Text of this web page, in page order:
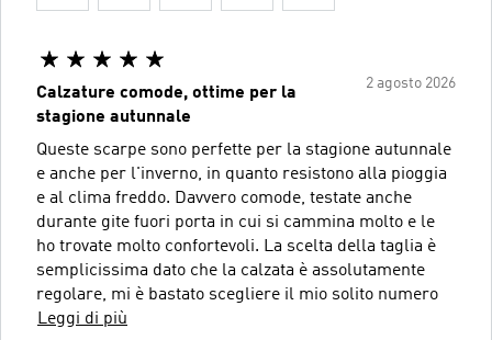
2 agosto 2026
Calzature comode, ottime per la
stagione autunnale
Queste scarpe sono perfette per la stagione autunnale
e anche per l'inverno, in quanto resistono alla pioggia
e al clima freddo. Davvero comode, testate anche
durante gite fuori porta in cui si cammina molto e le
ho trovate molto confortevoli. La scelta della taglia è
semplicissima dato che la calzata è assolutamente
regolare, mi è bastato scegliere il mio solito numero
Leggi di più